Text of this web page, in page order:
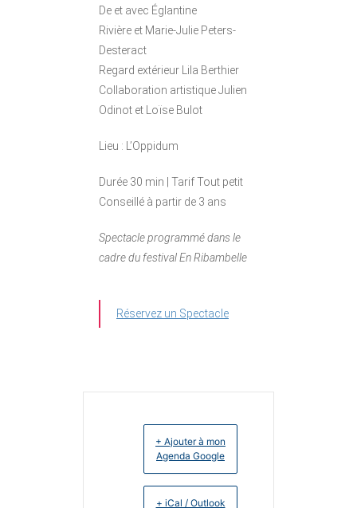
De et avec Églantine
Rivière et Marie-Julie Peters-
Desteract
Regard extérieur Lila Berthier
Collaboration artistique Julien
Odinot et Loïse Bulot
Lieu : L’Oppidum
Durée 30 min | Tarif Tout petit
Conseillé à partir de 3 ans
Spectacle programmé dans le
cadre du festival En Ribambelle
Réservez un Spectacle
+ Ajouter à mon
Agenda Google
+ iCal / Outlook